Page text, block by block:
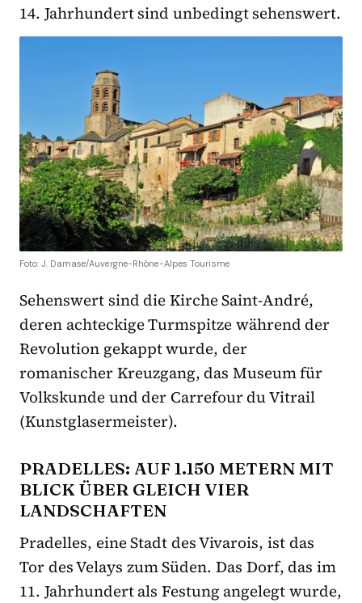
14. Jahrhundert sind unbedingt sehenswert.
Foto: J. Damase/Auvergne-Rhône-Alpes Tourisme
Sehenswert sind die Kirche Saint-André,
deren achteckige Turmspitze während der
Revolution gekappt wurde, der
romanischer Kreuzgang, das Museum für
Volkskunde und der Carrefour du Vitrail
(Kunstglasermeister).
PRADELLES: AUF 1.150 METERN MIT
BLICK ÜBER GLEICH VIER
LANDSCHAFTEN
Pradelles, eine Stadt des Vivarois, ist das
Tor des Velays zum Süden. Das Dorf, das im
11. Jahrhundert als Festung angelegt wurde,